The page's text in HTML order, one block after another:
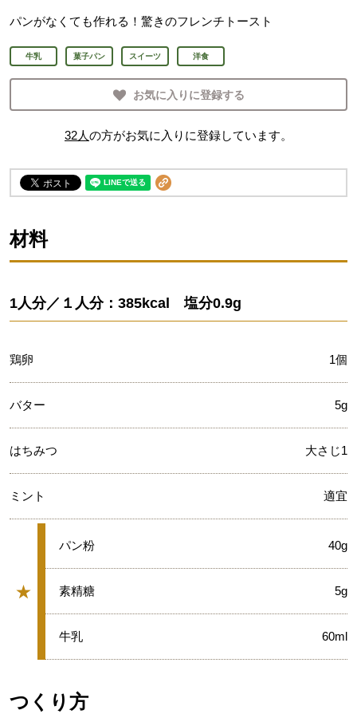
パンがなくても作れる！驚きのフレンチトースト
牛乳 菓子パン スイーツ 洋食
お気に入りに登録する
32人の方がお気に入りに登録しています。
材料
1人分／１人分：385kcal 塩分0.9g
鶏卵 1個
バター 5g
はちみつ 大さじ1
ミント 適宜
★
グループ
★
パン粉 40g
★
素精糖 5g
★
牛乳 60ml
つくり方